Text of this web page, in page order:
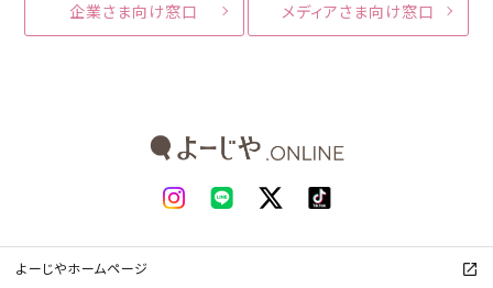
企業さま向け窓口 メディアさま向け窓口
よーじやホームページ